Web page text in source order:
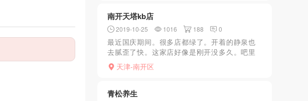
南开天塔kb店
2019-10-25 1016 188 0
最近国庆期间。很多店都绿了。开着的静泉也
去腻歪了快。这家店好像是刚开没多久。吧里
一大哥告知的。总体服务跟静泉圣宫一类差不
多。出货kb。颜值相比静泉圣宫差一点点。但
天津-南开区
青松养生